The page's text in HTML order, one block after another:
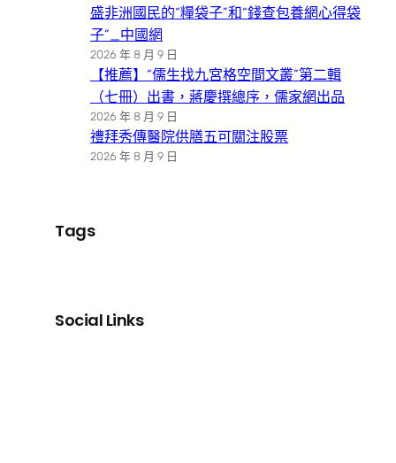
盛非洲國民的“糧袋子”和“錢查包養網心得袋
子”_中國網
2026 年 8 月 9 日
【推薦】“儒生找九宮格空間文叢”第二輯
（七冊）出書，蔣慶撰總序，儒家網出品
2026 年 8 月 9 日
禮拜秀傳醫院供膳五可關注股票
2026 年 8 月 9 日
Tags
Social Links